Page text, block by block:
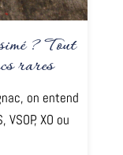
? Tout
rares
on entend
XO ou